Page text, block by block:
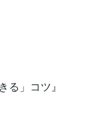
」コツ』